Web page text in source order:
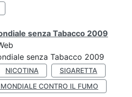
senza Tabacco 2009
senza Tabacco 2009
NICOTINA
SIGARETTA
CONTRO IL FUMO